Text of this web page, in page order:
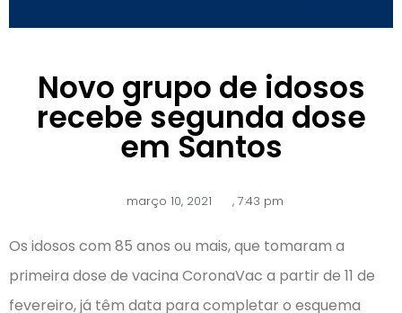
Novo grupo de idosos
recebe segunda dose
em Santos
março 10, 2021 ,7:43 pm
Os idosos com 85 anos ou mais, que tomaram a
primeira dose de vacina CoronaVac a partir de 11 de
fevereiro, já têm data para completar o esquema